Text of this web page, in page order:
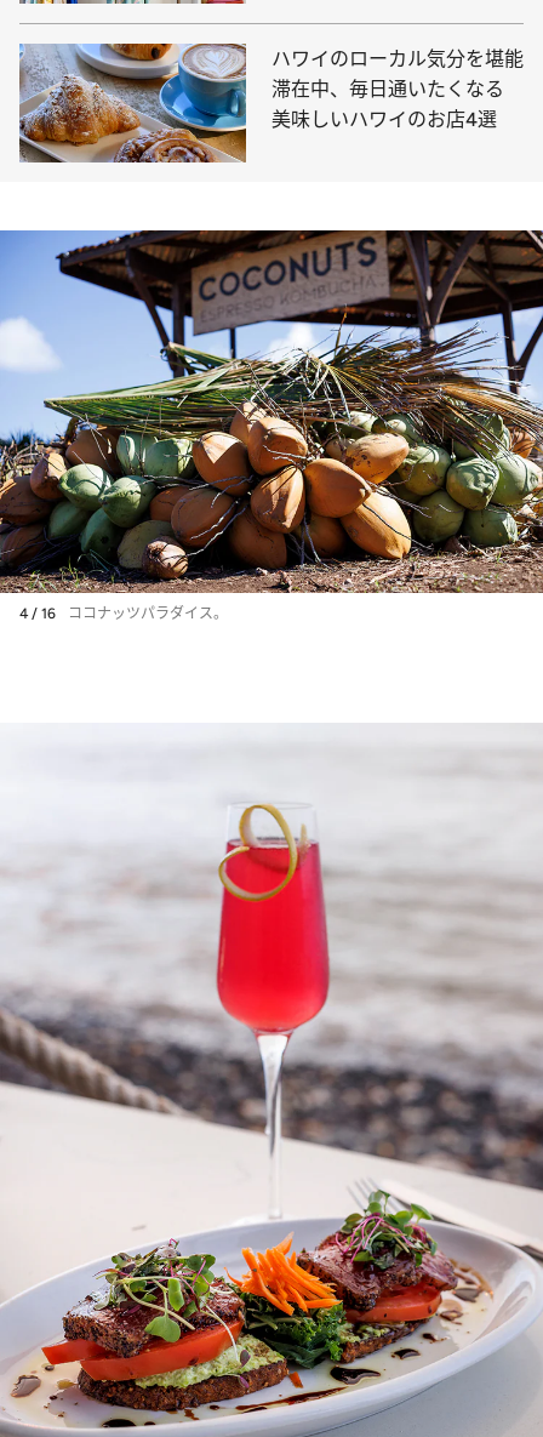
ハワイのローカル気分を堪能
滞在中、毎日通いたくなる
美味しいハワイのお店4選
4 / 16 ココナッツパラダイス。